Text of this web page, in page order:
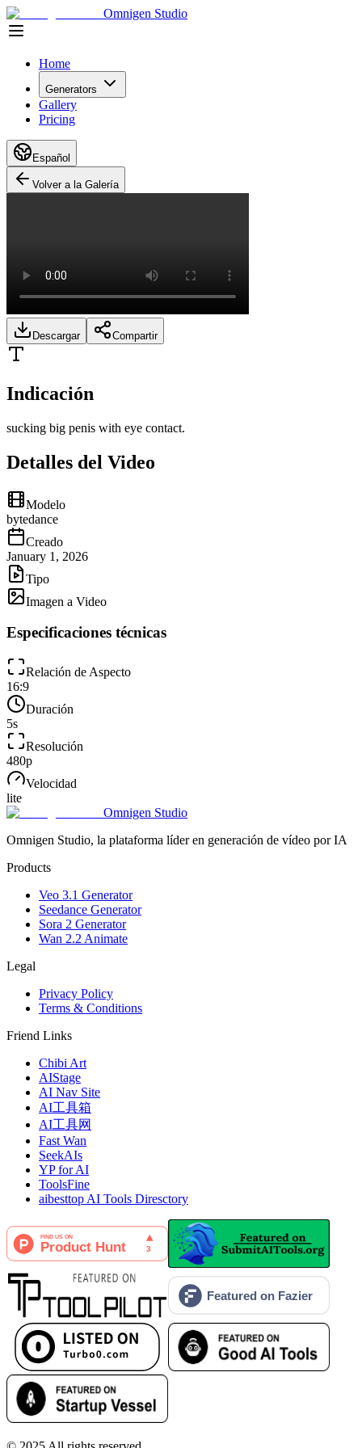
Omnigen Studio
Home
Generators
Gallery
Pricing
Español
Volver a la Galería
Descargar Compartir
Indicación
sucking big penis with eye contact.
Detalles del Video
Modelo
bytedance
Creado
January 1, 2026
Tipo
Imagen a Video
Especificaciones técnicas
Relación de Aspecto
16:9
Duración
5s
Resolución
480p
Velocidad
lite
Omnigen Studio
Omnigen Studio, la plataforma líder en generación de vídeo por IA
Products
Veo 3.1 Generator
Seedance Generator
Sora 2 Generator
Wan 2.2 Animate
Legal
Privacy Policy
Terms & Conditions
Friend Links
Chibi Art
AIStage
AI Nav Site
AI工具箱
AI工具网
Fast Wan
SeekAIs
YP for AI
ToolsFine
aibesttop AI Tools Diresctory